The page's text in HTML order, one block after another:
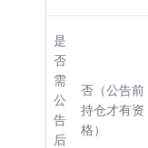
是
否
需
公
告
后
否（公告前
持仓才有资
格）